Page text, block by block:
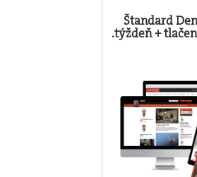
Štandard
.týždeň +